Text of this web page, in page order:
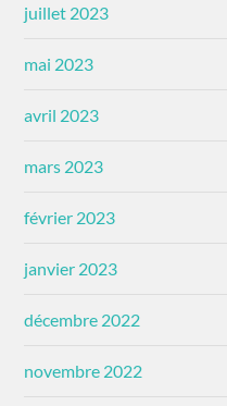
juillet 2023
mai 2023
avril 2023
mars 2023
février 2023
janvier 2023
décembre 2022
novembre 2022